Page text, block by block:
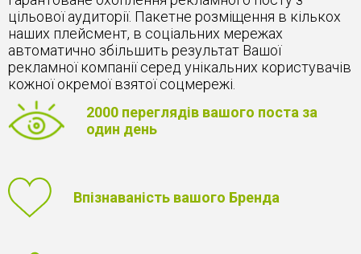
цільової аудиторії. Пакетне розміщення в кількох
наших плейсмент, в соціальних мережах
автоматично збільшить результат Вашої
рекламної компанії серед унікальних користувачів
кожної окремої взятої соцмережі.
2000 переглядів вашого поста за
один день
Впізнаваність вашого Бренда